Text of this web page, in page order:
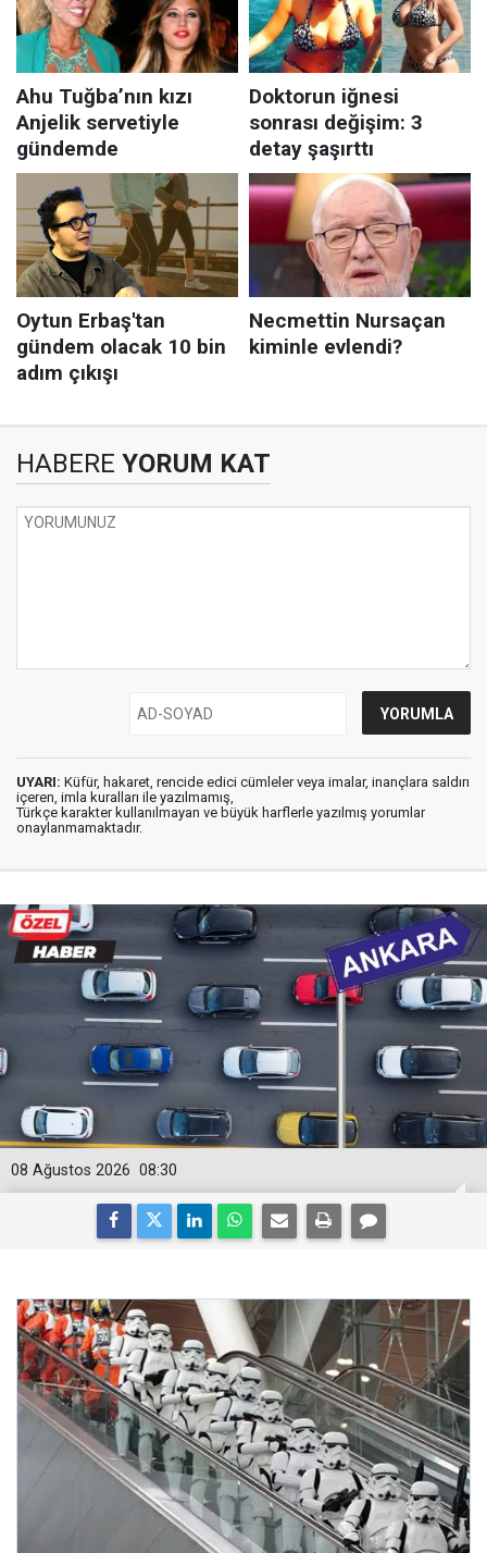
HABERE YORUM KAT
UYARI: Küfür, hakaret, rencide edici cümleler veya imalar, inançlara saldırı
içeren, imla kuralları ile yazılmamış,
Türkçe karakter kullanılmayan ve büyük harflerle yazılmış yorumlar
onaylanmamaktadır.
08:30
08 Ağustos 2026